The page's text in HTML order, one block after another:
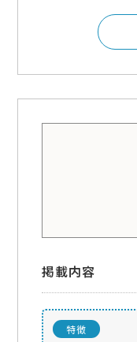
掲載内容
特徴